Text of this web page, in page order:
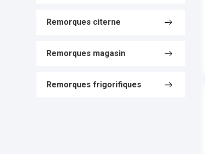
Remorques citerne
Remorques magasin
Remorques frigorifiques